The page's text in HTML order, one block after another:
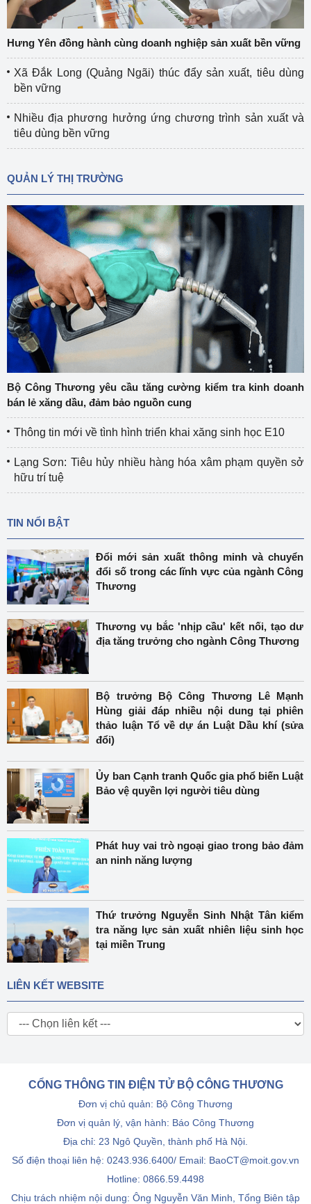
Hưng Yên đồng hành cùng doanh nghiệp sản xuất bền vững
Xã Đắk Long (Quảng Ngãi) thúc đẩy sản xuất, tiêu dùng
bền vững
Nhiều địa phương hưởng ứng chương trình sản xuất và
tiêu dùng bền vững
QUẢN LÝ THỊ TRƯỜNG
Bộ Công Thương yêu cầu tăng cường kiểm tra kinh doanh
bán lẻ xăng dầu, đảm bảo nguồn cung
Thông tin mới về tình hình triển khai xăng sinh học E10
Lạng Sơn: Tiêu hủy nhiều hàng hóa xâm phạm quyền sở
hữu trí tuệ
TIN NỔI BẬT
Đổi mới sản xuất thông minh và chuyển
đổi số trong các lĩnh vực của ngành Công
Thương
Thương vụ bắc 'nhịp cầu' kết nối, tạo dư
địa tăng trưởng cho ngành Công Thương
Bộ trưởng Bộ Công Thương Lê Mạnh
Hùng giải đáp nhiều nội dung tại phiên
thảo luận Tổ về dự án Luật Dầu khí (sửa
đổi)
Ủy ban Cạnh tranh Quốc gia phổ biến Luật
Bảo vệ quyền lợi người tiêu dùng
Phát huy vai trò ngoại giao trong bảo đảm
an ninh năng lượng
Thứ trưởng Nguyễn Sinh Nhật Tân kiểm
tra năng lực sản xuất nhiên liệu sinh học
tại miền Trung
LIÊN KẾT WEBSITE
CỔNG THÔNG TIN ĐIỆN TỬ BỘ CÔNG THƯƠNG
Đơn vị chủ quản: Bộ Công Thương
Đơn vị quản lý, vận hành: Báo Công Thương
Địa chỉ: 23 Ngô Quyền, thành phố Hà Nội.
Số điện thoại liên hệ: 0243.936.6400/ Email: BaoCT@moit.gov.vn
Hotline: 0866.59.4498
Chịu trách nhiệm nội dung: Ông Nguyễn Văn Minh, Tổng Biên tập